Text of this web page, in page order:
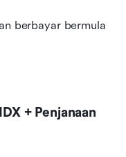
berbayar bermula
+ Penjanaan